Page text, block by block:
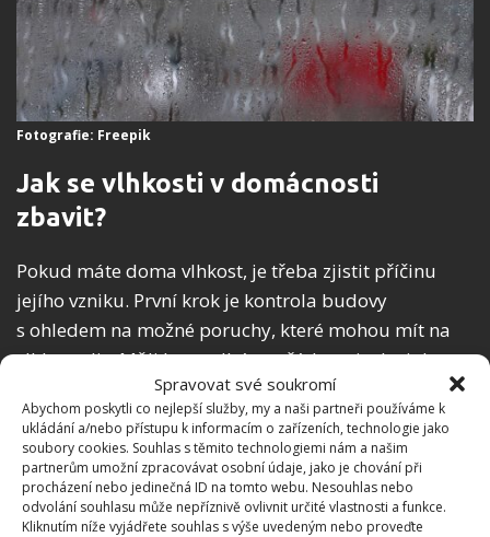
Spravovat své soukromí
Abychom poskytli co nejlepší služby, my a naši partneři používáme k
ukládání a/nebo přístupu k informacím o zařízeních, technologie jako
soubory cookies. Souhlas s těmito technologiemi nám a našim
partnerům umožní zpracovávat osobní údaje, jako je chování při
procházení nebo jedinečná ID na tomto webu. Nesouhlas nebo
odvolání souhlasu může nepříznivě ovlivnit určité vlastnosti a funkce.
Kliknutím níže vyjádřete souhlas s výše uvedeným nebo proveďte
Fotografie: Freepik
Jak se vlhkosti v domácnosti
zbavit?
Pokud máte doma vlhkost, je třeba zjistit příčinu
jejího vzniku. První krok je kontrola budovy
s ohledem na možné poruchy, které mohou mít na
vlhkost vliv. Měli byste dbát na řádnou izolaci domu,
abyste zabránili zamrznutí stěn a tvorbě tepelných
mostů. Pro udržení přiměřené vlhkosti v domě je
také nutné pravidelně větrat.
Klíčovým problémem jsou nerušené ventilační
mřížky, které by měly být především v koupelně,